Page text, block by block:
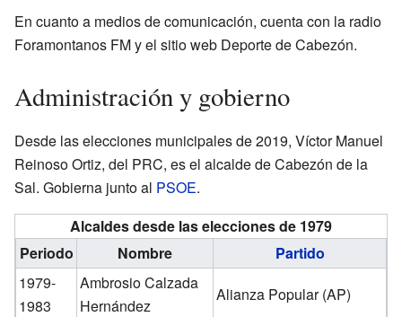
En cuanto a medios de comunicación, cuenta con la radio
Foramontanos FM y el sitio web Deporte de Cabezón.
Administración y gobierno
Desde las elecciones municipales de 2019, Víctor Manuel
Reinoso Ortiz, del PRC, es el alcalde de Cabezón de la
Sal. Gobierna junto al PSOE.
Alcaldes desde las elecciones de 1979
Periodo
Nombre
Partido
1979-
1983
Ambrosio Calzada
Hernández
Alianza Popular (AP)